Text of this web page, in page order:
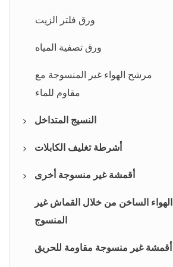
تمزيق الشريط الطبي
طبية وصحية غير المنسوجة
ورق فلتر الزيت
ورق تصفية المياه
مرشح الهواء غير المنسوجة مع
مقاوم للماء
النسيج المتداخل
الربط منصهر
التطريز ورقة الدعم
الربط غير المنسوجة
أشرطة تغليف الكابلات
شريط حجب الماء
شريط اشي التقويم
أقمشة غير منسوجة أخرى
مناديل التنظيف غير المنسوجة
ستارة النافذة
كتابة المياه غير المنسوجة
الهواء الساخن من خلال القماش غير
المنسوج
أقمشة غير منسوجة مقاومة للحريق